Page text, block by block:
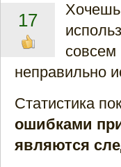
17
Хочешь
совсем
неправильно
Статистика
ошибками
являются